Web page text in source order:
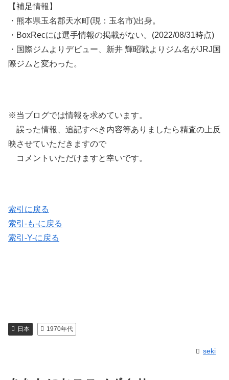
【補足情報】
・熊本県玉名郡天水町(現：玉名市)出身。
・BoxRecには選手情報の掲載がない。(2022/08/31時点)
・国際ジムよりデビュー、新井 輝昭戦よりジム名がJRJ国
際ジムと変わった。
※当ブログでは情報を求めています。
誤った情報、追記すべき内容等ありましたら精査の上反
映させていただきますので
コメントいただけますと幸いです。
索引に戻る
索引-も-に戻る
索引-Y-に戻る
日本 1970年代
seki